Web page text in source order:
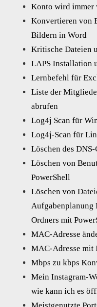
Konto wird immer
Konvertieren von
Bildern in Word
Kritische Dateien
LAPS Installation
Lernbefehl für
Liste der
abrufen
Log4j Scan für
Log4j-Scan für
Löschen des DNS-
Löschen von
PowerShell
Löschen von
Aufgabenplanung
Ordners mit
MAC-Adresse
MAC-Adresse mit
Mbps zu kbps
Mein Instagram-
wie kann ich es